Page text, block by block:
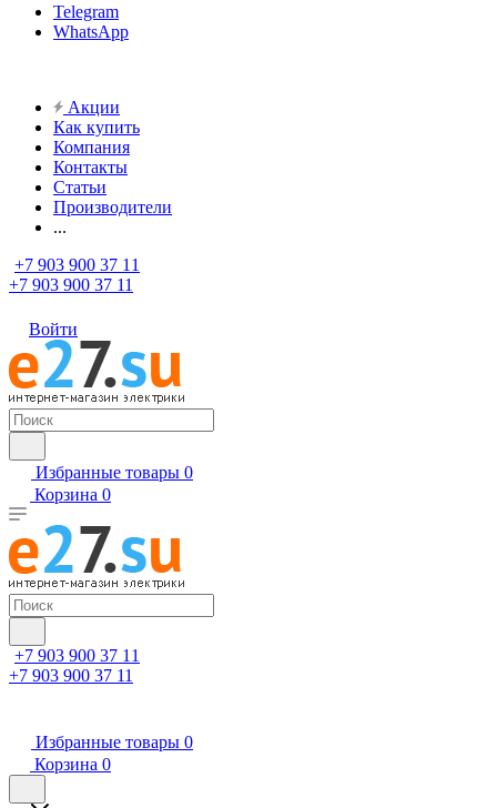
Telegram
WhatsApp
Акции
Как купить
Компания
Контакты
Статьи
Производители
...
+7 903 900 37 11
+7 903 900 37 11
Войти
Избранные товары 0
Корзина 0
+7 903 900 37 11
+7 903 900 37 11
Избранные товары 0
Корзина 0